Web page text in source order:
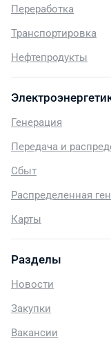
Переработка
Транспортировка
Нефтепродукты
Генерация
Передача и
Сбыт
Распределенная
Карты
Разделы
Новости
Закупки
Вакансии